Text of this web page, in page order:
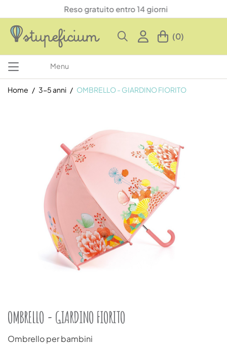
Reso gratuito entro 14 giorni
(0)
Menu
Home 3-5 anni OMBRELLO - GIARDINO FIORITO
OMBRELLO - GIARDINO FIORITO
Ombrello per bambini